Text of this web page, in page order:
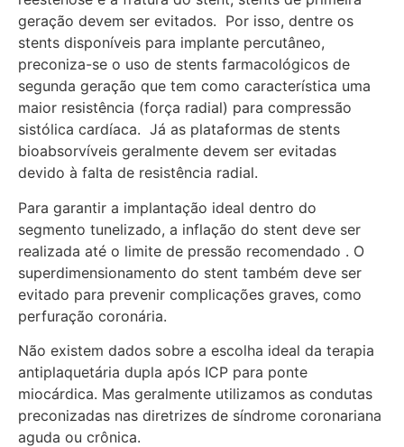
geração devem ser evitados. Por isso, dentre os
stents disponíveis para implante percutâneo,
preconiza-se o uso de stents farmacológicos de
segunda geração que tem como característica uma
maior resistência (força radial) para compressão
sistólica cardíaca. Já as plataformas de stents
bioabsorvíveis geralmente devem ser evitadas
devido à falta de resistência radial.
Para garantir a implantação ideal dentro do
segmento tunelizado, a inflação do stent deve ser
realizada até o limite de pressão recomendado . O
superdimensionamento do stent também deve ser
evitado para prevenir complicações graves, como
perfuração coronária.
Não existem dados sobre a escolha ideal da terapia
antiplaquetária dupla após ICP para ponte
miocárdica. Mas geralmente utilizamos as condutas
preconizadas nas diretrizes de síndrome coronariana
aguda ou crônica.